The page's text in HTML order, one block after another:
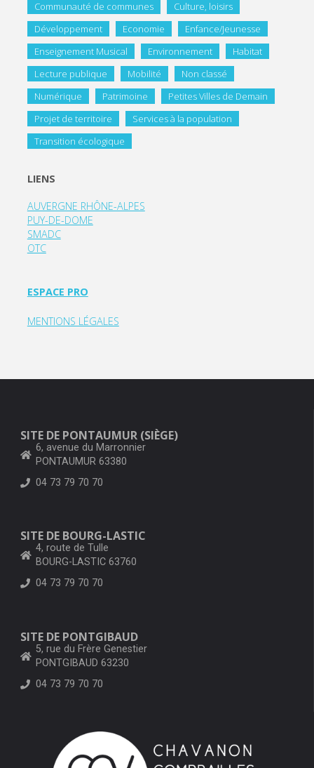
Communauté de communes
Culture, loisirs
Développement
Economie
Enfance/Jeunesse
Enseignement Musical
Environnement
Habitat
Lecture publique
Mobilité
Non classé
Numérique
Patrimoine
Petites Villes de Demain
Projet de territoire
Services à la population
Transition écologique
LIENS
AUVERGNE RHÔNE-ALPES
PUY-DE-DOME
SMADC
OTC
ESPACE PRO
MENTIONS LÉGALES
SITE DE PONTAUMUR (SIÈGE)
6, avenue du Marronnier
PONTAUMUR 63380
04 73 79 70 70
SITE DE BOURG-LASTIC
4, route de Tulle
BOURG-LASTIC 63760
04 73 79 70 70
SITE DE PONTGIBAUD
5, rue du Frère Genestier
PONTGIBAUD 63230
04 73 79 70 70